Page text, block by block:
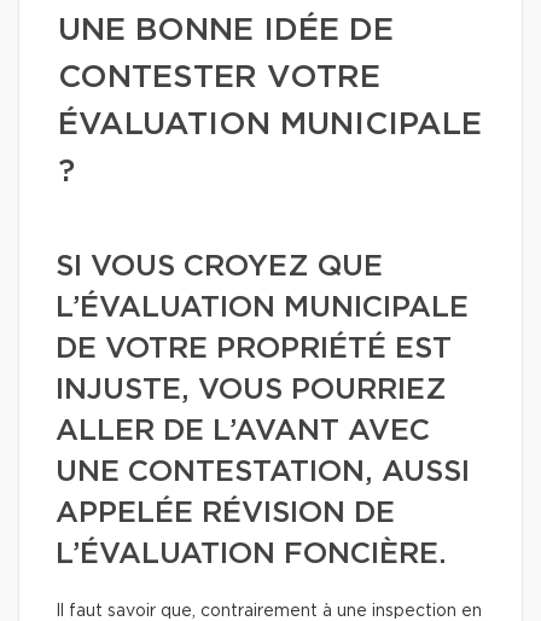
UNE BONNE IDÉE DE
CONTESTER VOTRE
ÉVALUATION MUNICIPALE
?
SI VOUS CROYEZ QUE
L’ÉVALUATION MUNICIPALE
DE VOTRE PROPRIÉTÉ EST
INJUSTE, VOUS POURRIEZ
ALLER DE L’AVANT AVEC
UNE CONTESTATION, AUSSI
APPELÉE RÉVISION DE
L’ÉVALUATION FONCIÈRE.
Il faut savoir que, contrairement à une inspection en